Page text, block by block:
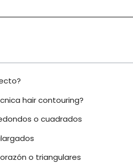
hair contouring?
o cuadrados
o triangulares